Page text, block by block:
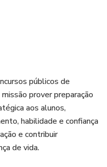
públicos de
prover preparação
aos alunos,
habilidade e confiança
e contribuir
de vida.